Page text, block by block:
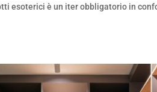
esoterici è un iter obbligatorio in